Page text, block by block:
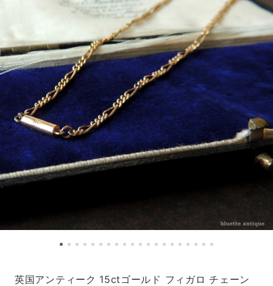
英国アンティーク 15ctゴールド フィガロ チェーン